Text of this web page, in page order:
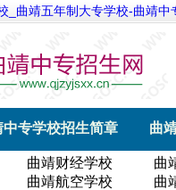
_曲靖五年制大专学校-曲靖中
中专学校招生简章 曲
曲靖幼儿师范学校
曲靖财经学校
曲
曲靖航空学校 曲